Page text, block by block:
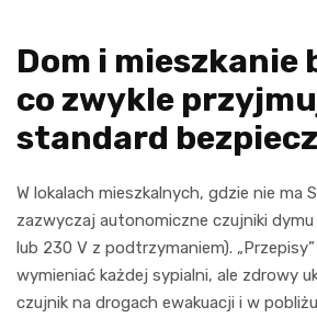
Dom i mieszkanie
co zwykle
standard
W lokalach mieszkalnych, gdzie nie ma
zazwyczaj autonomiczne czujniki
lub 230 V z podtrzymaniem).
wymieniać każdej sypialni, ale zdrowy
czujnik na drogach ewakuacji i w